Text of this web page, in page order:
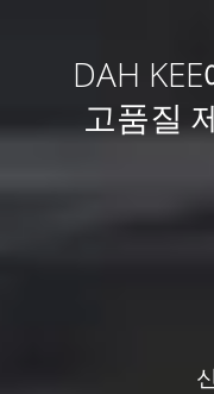
DAH
고품질